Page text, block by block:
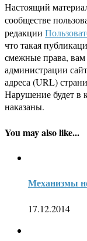
Настоящий
сообществе
редакции
что такая
смежные права,
администрации
адреса (URL)
Нарушение будет в
наказаны.
You may also like...
Механизмы
17.12.2014